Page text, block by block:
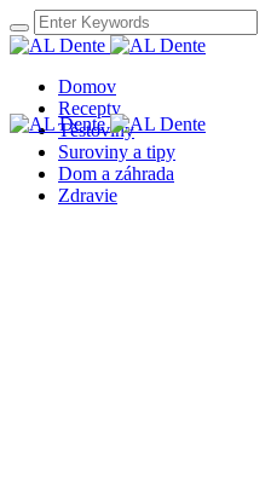
Domov
Recepty
Těstoviny
Suroviny a tipy
Dom a záhrada
Zdravie